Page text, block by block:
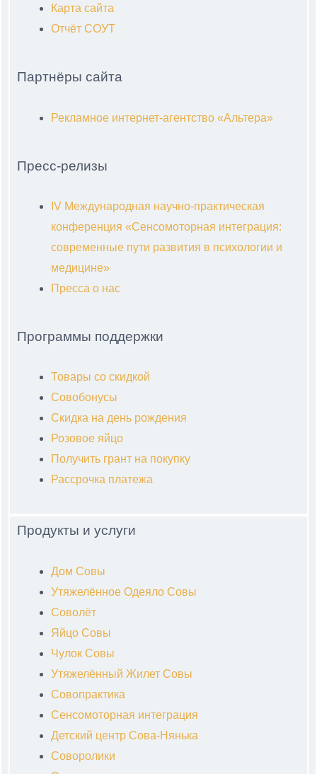
Карта сайта
Отчёт СОУТ
Партнёры сайта
Рекламное интернет-агентство «Альтера»
Пресс-релизы
IV Международная научно-практическая
конференция «Сенсомоторная интеграция:
современные пути развития в психологии и
медицине»
Пресса о нас
Программы поддержки
Товары со скидкой
Совобонусы
Скидка на день рождения
Розовое яйцо
Получить грант на покупку
Рассрочка платежа
Продукты и услуги
Дом Совы
Утяжелённое Одеяло Совы
Соволёт
Яйцо Совы
Чулок Совы
Утяжелённый Жилет Совы
Совопрактика
Сенсомоторная интеграция
Детский центр Сова-Нянька
Соворолики